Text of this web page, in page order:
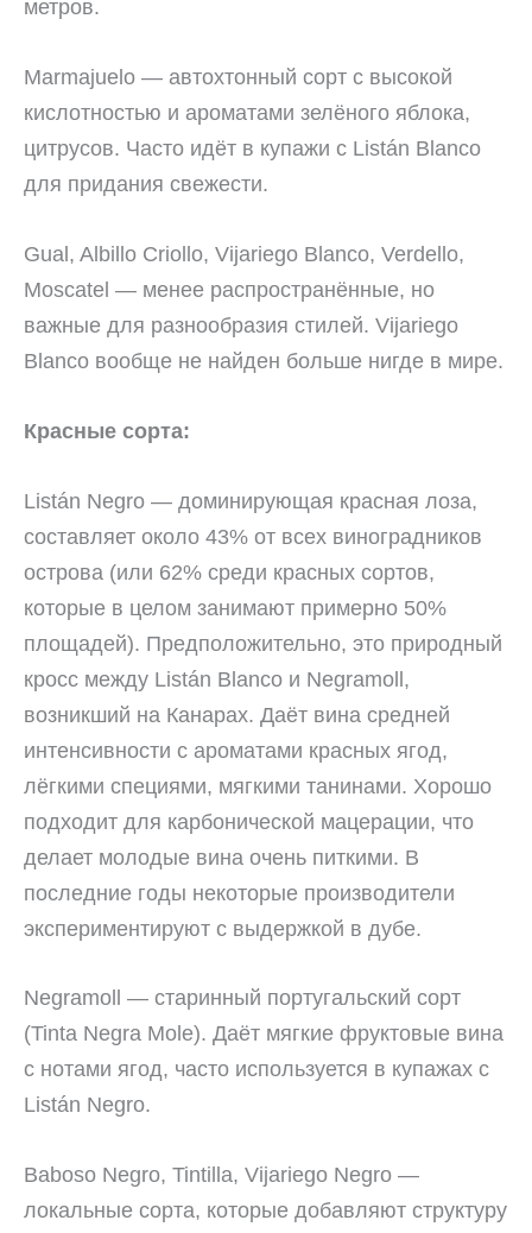
метров.
Marmajuelo — автохтонный сорт с высокой
кислотностью и ароматами зелёного яблока,
цитрусов. Часто идёт в купажи с Listán Blanco
для придания свежести.
Gual, Albillo Criollo, Vijariego Blanco, Verdello,
Moscatel — менее распространённые, но
важные для разнообразия стилей. Vijariego
Blanco вообще не найден больше нигде в мире.
Красные сорта:
Listán Negro — доминирующая красная лоза,
составляет около 43% от всех виноградников
острова (или 62% среди красных сортов,
которые в целом занимают примерно 50%
площадей). Предположительно, это природный
кросс между Listán Blanco и Negramoll,
возникший на Канарах. Даёт вина средней
интенсивности с ароматами красных ягод,
лёгкими специями, мягкими танинами. Хорошо
подходит для карбонической мацерации, что
делает молодые вина очень питкими. В
последние годы некоторые производители
экспериментируют с выдержкой в дубе.
Negramoll — старинный португальский сорт
(Tinta Negra Mole). Даёт мягкие фруктовые вина
с нотами ягод, часто используется в купажах с
Listán Negro.
Baboso Negro, Tintilla, Vijariego Negro —
локальные сорта, которые добавляют структуру